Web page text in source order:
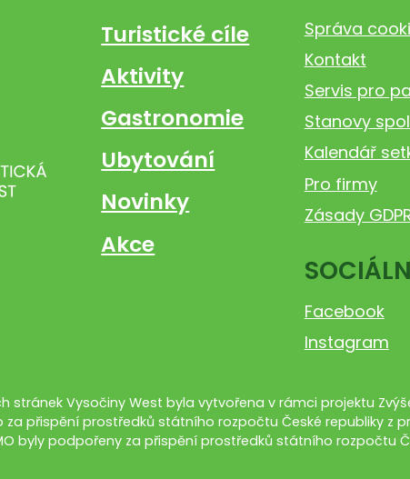
Turistické cíle
Aktivity
Gastronomie
Ubytování
Novinky
Akce
Správa
Kontakt
Servis pro
Stanovy
Kalendář
Pro firmy
Zásady
Facebook
Instagram
stránek Vysočiny West byla vytvořena v rámci projektu
za přispění prostředků státního rozpočtu České republiky z
byly podpořeny za přispění prostředků státního rozpočtu